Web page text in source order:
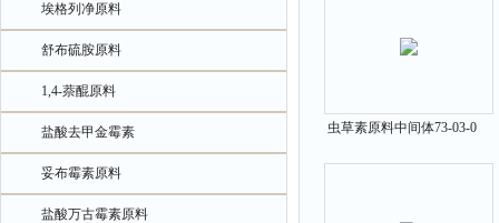
埃格列净原料
舒布硫胺原料
1,4-萘醌原料
盐酸去甲金霉素
妥布霉素原料
盐酸万古霉素原料
虫草素原料中间体73-03-0